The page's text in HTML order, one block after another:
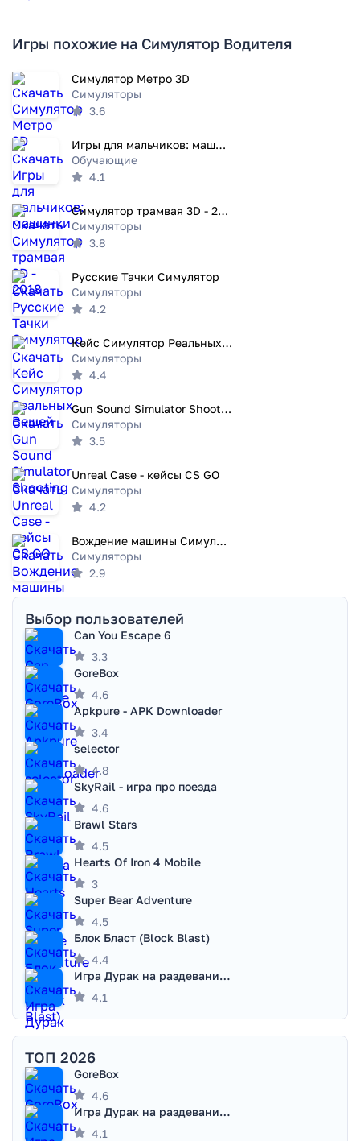
Игры похожие на Симулятор Водителя
Симулятор Метро 3D
Симуляторы
3.6
Игры для мальчиков: машинки
Обучающие
4.1
Симулятор трамвая 3D - 2018
Симуляторы
3.8
Русские Тачки Симулятор
Симуляторы
4.2
Кейс Симулятор Реальных Вещей
Симуляторы
4.4
Gun Sound Simulator Shooting
Симуляторы
3.5
Unreal Case - кейсы CS GO
Симуляторы
4.2
Вождение машины Симулятор
Симуляторы
2.9
Выбор пользователей
Can You Escape 6
3.3
GoreBox
4.6
Apkpure - APK Downloader
3.4
selector
4.8
SkyRail - игра про поезда
4.6
Brawl Stars
4.5
Hearts Of Iron 4 Mobile
3
Super Bear Adventure
4.5
Блок Бласт (Block Blast)
4.4
Игра Дурак на раздевание - Правила игры
4.1
ТОП 2026
GoreBox
4.6
Игра Дурак на раздевание - Правила игры
4.1